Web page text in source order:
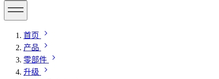
首页
产品
零部件
升级